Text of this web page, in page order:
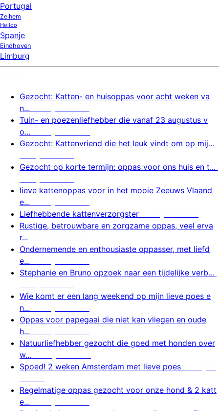
Portugal
Zelhem
Heiloo
Spanje
Eindhoven
Limburg
Gezocht: Katten- en huisoppas voor acht weken va
n...
Tuin- en poezenliefhebber die vanaf 23 augustus v
o...
Gezocht: Kattenvriend die het leuk vindt om op mij...
Gezocht op korte termijn: oppas voor ons huis en t...
lieve kattenoppas voor in het mooie Zeeuws Vlaand
e...
Liefhebbende kattenverzorgster
Rustige, betrouwbare en zorgzame oppas, veel erva
r...
Ondernemende en enthousiaste oppasser, met liefd
e...
Stephanie en Bruno opzoek naar een tijdelijke verb...
Wie komt er een lang weekend op mijn lieve poes e
n...
Oppas voor papegaai die niet kan vliegen en oude
h...
Natuurliefhebber gezocht die goed met honden over
w...
Spoed! 2 weken Amsterdam met lieve poes
Regelmatige oppas gezocht voor onze hond & 2 katt
e...